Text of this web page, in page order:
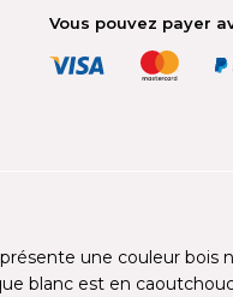
Vous pouvez payer
une couleur
est en